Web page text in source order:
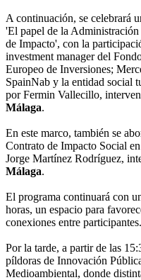
A continuación, se celebrará
'El papel de la
de Impacto', con la
investment manager del
Europeo de Inversiones;
SpainNab y la entidad social
por Fermin Vallecillo,
Málaga.
En este marco, también se
Contrato de Impacto Social en
Jorge Martínez Rodríguez,
Málaga.
El programa continuará con
horas, un espacio para
conexiones entre participantes.
Por la tarde, a partir de las
píldoras de Innovación
Medioambiental, donde